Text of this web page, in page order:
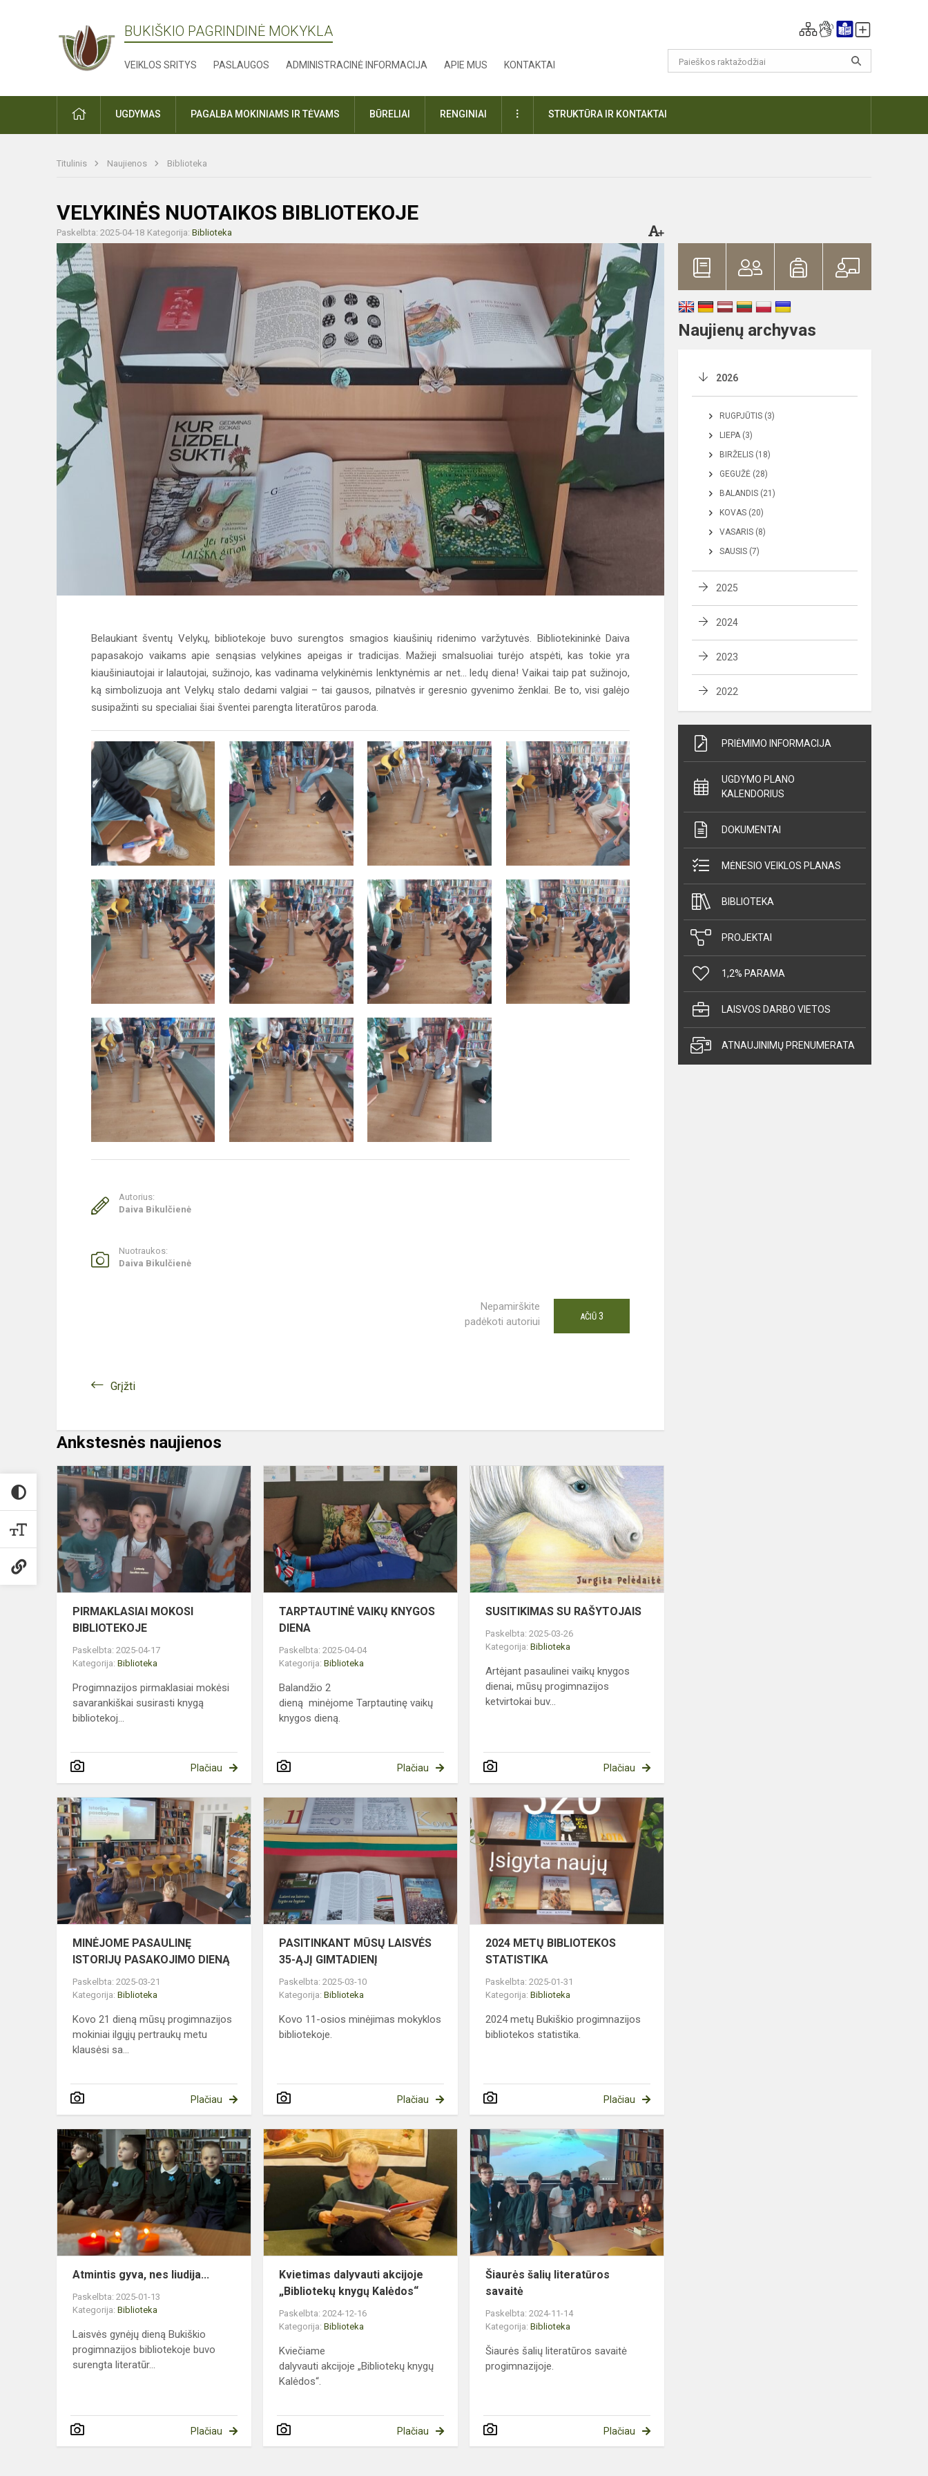
BUKIŠKIO PAGRINDINĖ MOKYKLA
VEIKLOS SRITYS PASLAUGOS ADMINISTRACINĖ INFORMACIJA APIE MUS KONTAKTAI
PRADŽIAUGDYMAS PAGALBA MOKINIAMS IR TĖVAMS BŪRELIAI RENGINIAI DAUGIAUSTRUKTŪRA IR KONTAKTAI
Titulinis Naujienos Biblioteka
VELYKINĖS NUOTAIKOS BIBLIOTEKOJE
Paskelbta: 2025-04-18 Kategorija: Biblioteka
Belaukiant šventų Velykų, bibliotekoje buvo surengtos smagios kiaušinių ridenimo varžytuvės. Bibliotekininkė Daiva
papasakojo vaikams apie senąsias velykines apeigas ir tradicijas. Mažieji smalsuoliai turėjo atspėti, kas tokie yra
kiaušiniautojai ir lalautojai, sužinojo, kas vadinama velykinėmis lenktynėmis ar net... ledų diena! Vaikai taip pat sužinojo,
ką simbolizuoja ant Velykų stalo dedami valgiai – tai gausos, pilnatvės ir geresnio gyvenimo ženklai. Be to, visi galėjo
susipažinti su specialiai šiai šventei parengta literatūros paroda.
Autorius:
Daiva Bikulčienė
Nuotraukos:
Daiva Bikulčienė
Nepamirškite
padėkoti autoriui
AČIŪ 3
Grįžti
Ankstesnės naujienos
PIRMAKLASIAI
MOKOSI
BIBLIOTEKOJE
PIRMAKLASIAI MOKOSI
BIBLIOTEKOJE
Paskelbta: 2025-04-17
Kategorija: Biblioteka
Progimnazijos pirmaklasiai mokėsi
savarankiškai susirasti knygą
bibliotekoj...
Plačiau
TARPTAUTINĖ
VAIKŲ
KNYGOS
DIENA
TARPTAUTINĖ VAIKŲ KNYGOS
DIENA
Paskelbta: 2025-04-04
Kategorija:Biblioteka
Balandžio 2
dieną minėjome Tarptautinę vaikų
knygos dieną.
Plačiau
SUSITIKIMAS SU RAŠYTOJAIS
Paskelbta: 2025-03-26
Kategorija:Biblioteka
Artėjant pasaulinei vaikų knygos
dienai, mūsų progimnazijos
ketvirtokai buv...
Plačiau
MINĖJOME
PASAULINĘ
ISTORIJŲ
PASAKOJIMO
DIENĄ
MINĖJOME PASAULINĘ
ISTORIJŲ PASAKOJIMO DIENĄ
Paskelbta: 2025-03-21
Kategorija: Biblioteka
Kovo 21 dieną mūsų progimnazijos
mokiniai ilgųjų pertraukų metu
klausėsi sa...
Plačiau
PASITINKANT
MŪSŲ
LAISVĖS
35-
GIMTADIENĮ
PASITINKANT MŪSŲ LAISVĖS
35-ĄJĮ GIMTADIENĮ
Paskelbta: 2025-03-10
Kategorija:Biblioteka
Kovo 11-osios minėjimas mokyklos
bibliotekoje.
Plačiau
2024
BIBLIOTEKOS
2024 METŲ BIBLIOTEKOS
STATISTIKA
Paskelbta: 2025-01-31
Kategorija:Biblioteka
2024 metų Bukiškio progimnazijos
bibliotekos statistika.
Plačiau
Atmintis
gyva,
nes
liudija...
Atmintis gyva, nes liudija...
Paskelbta: 2025-01-13
Kategorija: Biblioteka
Laisvės gynėjų dieną Bukiškio
progimnazijos bibliotekoje buvo
surengta literatūr...
Plačiau
Kvietimas
dalyvauti
akcijoje
„Bibliotekų
knygų
Kalėdos“
Kvietimas dalyvauti akcijoje
„Bibliotekų knygų Kalėdos“
Paskelbta: 2024-12-16
Kategorija:Biblioteka
Kviečiame
dalyvauti akcijoje „Bibliotekų knygų
Kalėdos“.
Plačiau
Šiaurės
Šiaurės šalių literatūros
savaitė
Paskelbta: 2024-11-14
Kategorija:Biblioteka
Šiaurės šalių literatūros savaitė
progimnazijoje.
Plačiau
Naujienų archyvas
2026
RUGPJŪTIS (3)
LIEPA (3)
BIRŽELIS (18)
GEGUŽĖ (28)
BALANDIS (21)
KOVAS (20)
VASARIS (8)
SAUSIS (7)
2025
2024
2023
2022
PRIĖMIMO INFORMACIJA
UGDYMO PLANO
KALENDORIUS
DOKUMENTAI
MĖNESIO VEIKLOS PLANAS
BIBLIOTEKA
PROJEKTAI
1,2% PARAMA
LAISVOS DARBO VIETOS
ATNAUJINIMŲ PRENUMERATA